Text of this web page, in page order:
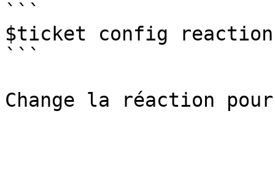
```
$ticket config
```